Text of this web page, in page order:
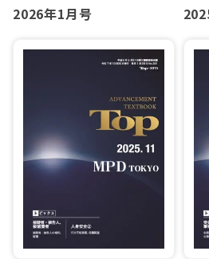
2026年1月号